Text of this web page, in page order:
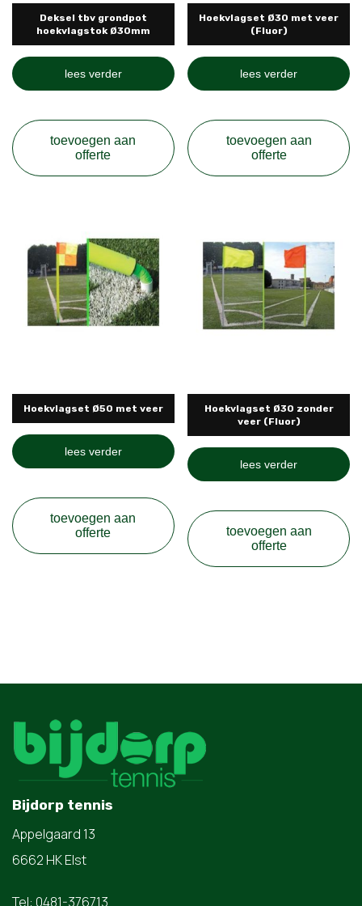
Deksel tbv grondpot
hoekvlagstok Ø30mm
lees verder
toevoegen aan
offerte
Hoekvlagset Ø30 met veer
(Fluor)
lees verder
toevoegen aan
offerte
Hoekvlagset Ø50 met veer
lees verder
toevoegen aan
offerte
Hoekvlagset Ø30 zonder
veer (Fluor)
lees verder
toevoegen aan
offerte
Bijdorp tennis
Appelgaard 13
6662 HK Elst
Tel: 0481-376713